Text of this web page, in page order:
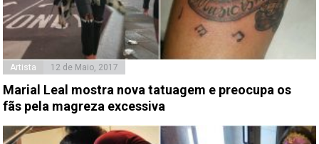
Artista 12 de Maio, 2017
Marial Leal mostra nova tatuagem e preocupa os
fãs pela magreza excessiva